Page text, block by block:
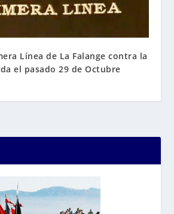
Línea de La Falange contra la
el pasado 29 de Octubre